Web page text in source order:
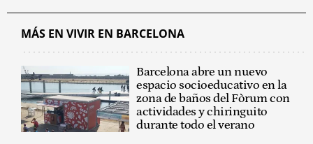
MÁS EN VIVIR EN BARCELONA
Barcelona abre un nuevo
espacio socioeducativo en la
zona de baños del Fòrum con
actividades y chiringuito
durante todo el verano